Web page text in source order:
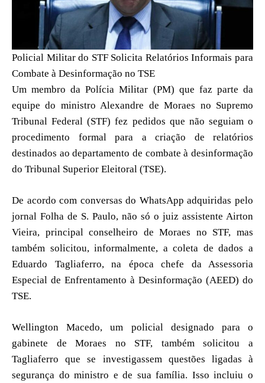
Policial Militar do STF Solicita Relatórios Informais para
Combate à Desinformação no TSE
Um membro da Polícia Militar (PM) que faz parte da
equipe do ministro Alexandre de Moraes no Supremo
Tribunal Federal (STF) fez pedidos que não seguiam o
procedimento formal para a criação de relatórios
destinados ao departamento de combate à desinformação
do Tribunal Superior Eleitoral (TSE).
De acordo com conversas do WhatsApp adquiridas pelo
jornal Folha de S. Paulo, não só o juiz assistente Airton
Vieira, principal conselheiro de Moraes no STF, mas
também solicitou, informalmente, a coleta de dados a
Eduardo Tagliaferro, na época chefe da Assessoria
Especial de Enfrentamento à Desinformação (AEED) do
TSE.
Wellington Macedo, um policial designado para o
gabinete de Moraes no STF, também solicitou a
Tagliaferro que se investigassem questões ligadas à
segurança do ministro e de sua família. Isso incluiu o